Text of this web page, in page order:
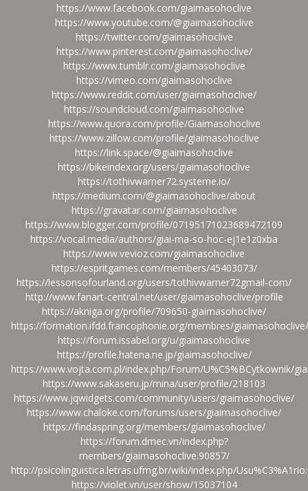
https://www.facebook.com/giaimasohoclive
https://www.youtube.com/@giaimasohoclive
https://twitter.com/giaimasohoclive
https://www.pinterest.com/giaimasohoclive/
https://www.tumblr.com/giaimasohoclive
https://vimeo.com/giaimasohoclive
https://www.reddit.com/user/giaimasohoclive/
https://soundcloud.com/giaimasohoclive
https://www.quora.com/profile/Giaimasohoclive
https://www.zillow.com/profile/giaimasohoclive
https://link.space/@giaimasohoclive
https://bikeindex.org/users/giaimasohoclive
https://tothivwarner72.systeme.io/
https://medium.com/@giaimasohoclive/about
https://gravatar.com/giaimasohoclive
https://www.blogger.com/profile/07195171023689472109
https://vocal.media/authors/giai-ma-so-hoc-ej1e1z0xba
https://www.vevioz.com/giaimasohoclive
https://espritgames.com/members/45403073/
https://lessonsofourland.org/users/tothivwarner72gmail-com/
http://www.fanart-central.net/user/giaimasohoclive/profile
https://akniga.org/profile/709650-giaimasohoclive/
https://formation.ifdd.francophonie.org/membres/
https://forum.issabel.org/u/giaimasohoclive
https://profile.hatena.ne.jp/giaimasohoclive/
https://www.vojta.com.pl/index.php/Forum/U%C5%BCytkownik/
https://www.sakaseru.jp/mina/user/profile/218103
https://www.jqwidgets.com/community/users/giaimasohoclive/
https://www.chaloke.com/forums/users/giaimasohoclive/
https://findaspring.org/members/giaimasohoclive/
https://forum.dmec.vn/index.php?
members/giaimasohoclive.90857/
http://psicolinguistica.letras.ufmg.br/wiki/index.php/
https://violet.vn/user/show/15037104